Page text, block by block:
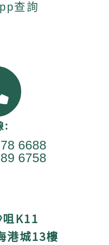
查詢
:
6688
6758
K11
港城13樓